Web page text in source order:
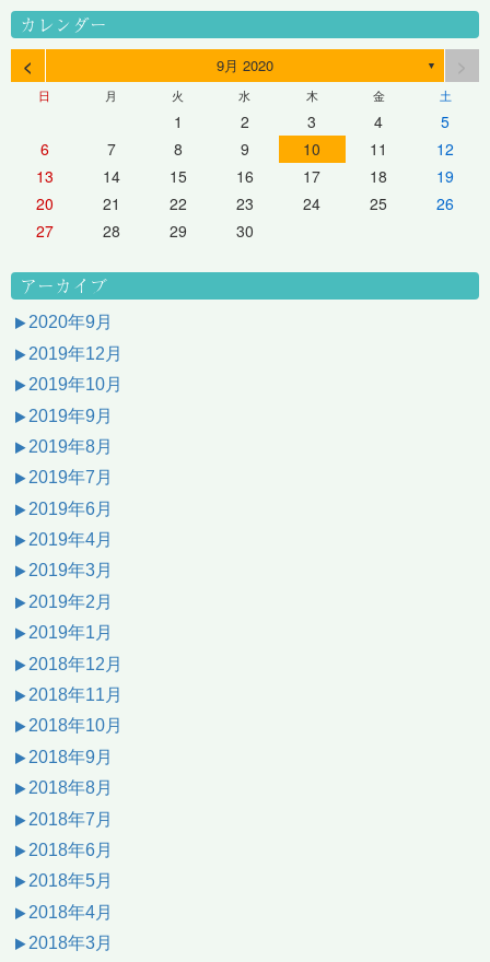
カレンダー
< 9月 2020 ▼
日 月 火 水 木 金 土
1 2 3 4
5
6
7 8 9 10 11
12
13
14 15 16 17 18
19
20
21 22 23 24 25
26
27
28 29 30
アーカイブ
2020年9月
2019年12月
2019年10月
2019年9月
2019年8月
2019年7月
2019年6月
2019年4月
2019年3月
2019年2月
2019年1月
2018年12月
2018年11月
2018年10月
2018年9月
2018年8月
2018年7月
2018年6月
2018年5月
2018年4月
2018年3月